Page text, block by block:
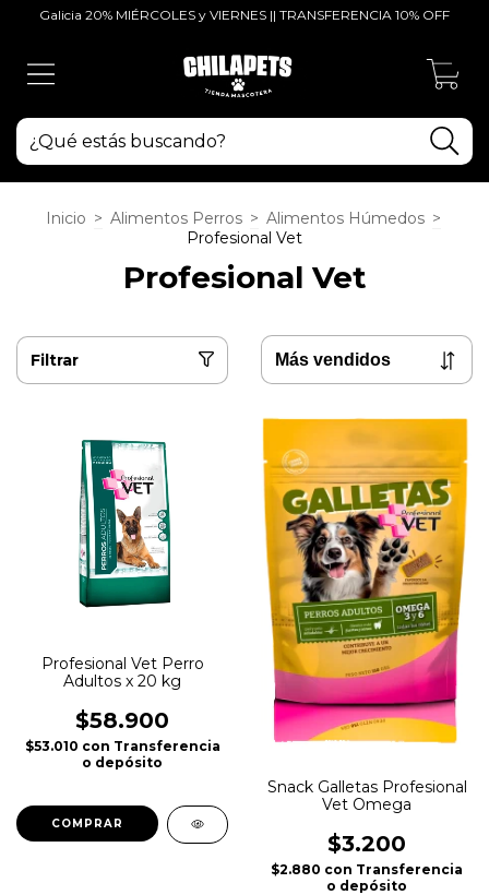
Galicia 20% MIÉRCOLES y VIERNES || TRANSFERENCIA 10% OFF
Inicio > Alimentos Perros > Alimentos Húmedos >
Profesional Vet
Profesional Vet
Filtrar
Profesional Vet Perro
Adultos x 20 kg
$58.900
$53.010 con Transferencia
o depósito
Snack Galletas Profesional
Vet Omega
$3.200
$2.880 con Transferencia
o depósito